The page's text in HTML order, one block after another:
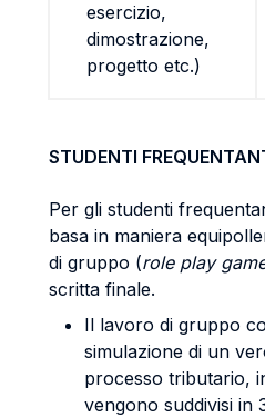
esercizio,
dimostrazione,
progetto etc.)
STUDENTI
Per gli studenti
basa in maniera
di gruppo (role play
scritta finale.
Il lavoro di gruppo
simulazione di un
processo tributario,
vengono suddivisi in